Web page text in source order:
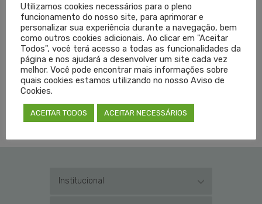
Os alunos serão certificados pelo American College of
Surgeons e National Association of Emergency Medical
Technicians.
TAGGED EM: ADVANCED MEDICAL LIFE SUPPORT
URGÊNCIA
Institucional
Utilizamos cookies necessários para o pleno
funcionamento do nosso site, para aprimorar e
personalizar sua experiência durante a navegação, bem
como outros cookies adicionais. Ao clicar em "Aceitar
Todos", você terá acesso a todas as funcionalidades da
página e nos ajudará a desenvolver um site cada vez
melhor. Você pode encontrar mais informações sobre
quais cookies estamos utilizando no nosso Aviso de
Cookies.
ACEITAR TODOS ACEITAR NECESSÁRIOS